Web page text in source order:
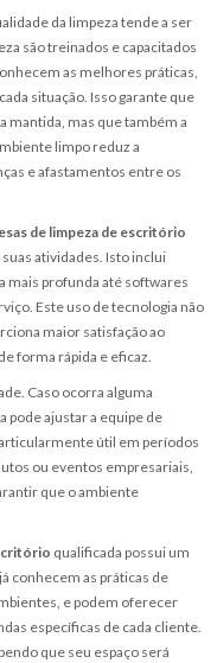
da limpeza tende a ser
são treinados e capacitados
as melhores práticas,
situação. Isso garante que
mantida, mas que também a
limpo reduz a
e afastamentos entre os
de limpeza de escritório
atividades. Isto inclui
mais profunda até softwares
Este uso de tecnologia não
maior satisfação ao
forma rápida e eficaz.
Caso ocorra alguma
pode ajustar a equipe de
útil em períodos
ou eventos empresariais,
que o ambiente
qualificada possui um
conhecem as práticas de
e podem oferecer
específicas de cada cliente.
que seu espaço será